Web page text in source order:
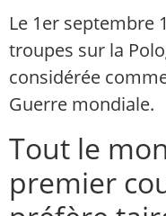
Le 1er septembre
troupes sur la
considérée
Guerre mondiale.
Tout le
premier